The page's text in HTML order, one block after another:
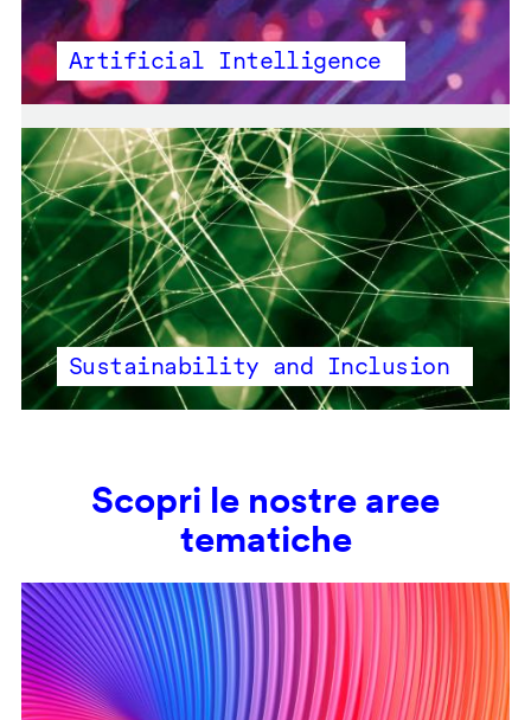
Artificial Intelligence
Sustainability and Inclusion
Scopri le nostre aree
tematiche